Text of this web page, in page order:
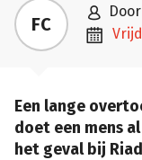
FC  door

Een lange
doet een mens
het geval bij